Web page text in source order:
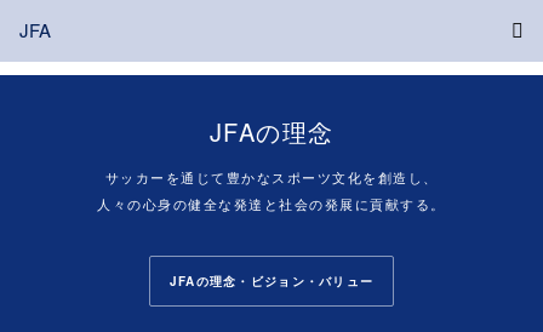
JFA
JFAの理念
サッカーを通じて豊かなスポーツ文化を創造し、
人々の心身の健全な発達と社会の発展に貢献する。
JFAの理念・ビジョン・バリュー